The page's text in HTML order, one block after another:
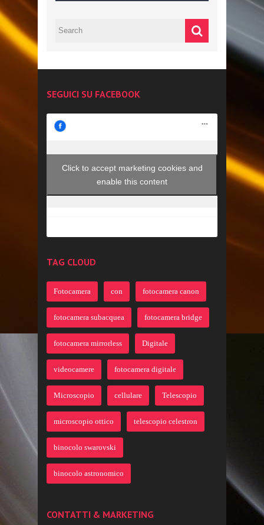
SEGUICI SU FACEBOOK
Click to accept marketing cookies and
enable this content
TAG CLOUD
Fotocamera con fotocamera canon
fotocamera subacquea fotocamera bridge
fotocamera mirrorless Digitale
videocamere fotocamera digitale
Microscopio cellulare Telescopio
microscopio ottico telescopio celestron
binocolo swarovski
binocolo astronomico
CONTATTI & MARKETING